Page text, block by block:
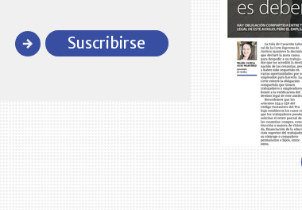
Recopilación clasificada por sectores económicos y regiones del
comportamiento general y detallado de las 10.000 primeras empresas
en ventas en Colombia
Reviva
Suscribirse